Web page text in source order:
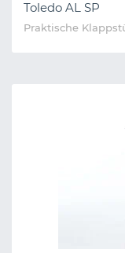
Toledo AL SP
Praktische